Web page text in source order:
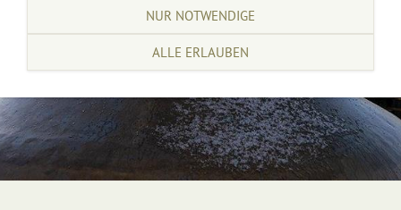
NUR NOTWENDIGE
ALLE ERLAUBEN